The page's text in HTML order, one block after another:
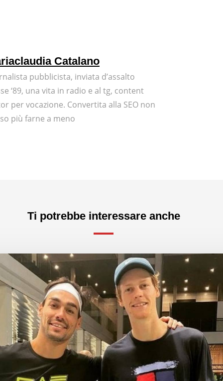
Catalano
pubblicista, inviata d’assalto
‘89, una vita in radio e al tg, content
per vocazione. Convertita alla SEO non
più farne a meno
Ti potrebbe interessare anche